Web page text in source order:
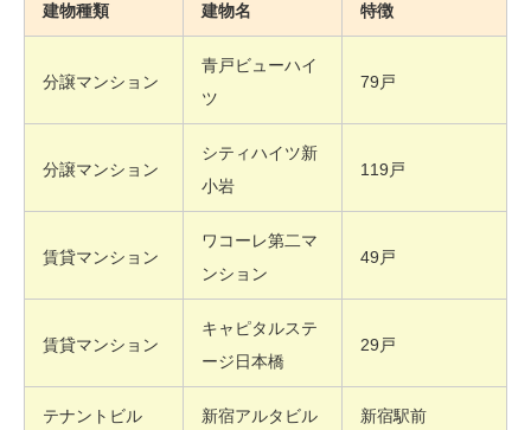
建物種類 建物名 特徴
分譲マンション
青戸ビューハイ
ツ
79戸
分譲マンション
シティハイツ新
小岩
119戸
賃貸マンション
ワコーレ第二マ
ンション
49戸
賃貸マンション
キャピタルステ
ージ日本橋
29戸
テナントビル 新宿アルタビル 新宿駅前